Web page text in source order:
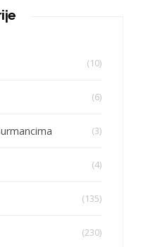
(10)
(6)
(3)
(4)
(135)
(230)